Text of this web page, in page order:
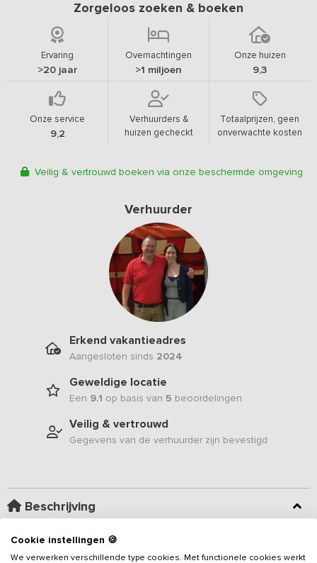
Zorgeloos zoeken & boeken
Ervaring
>20 jaar
Overnachtingen
>1 miljoen
Onze huizen
9,3
Onze service
9,2
Verhuurders &
huizen gecheckt
Totaalprijzen, geen
onverwachte kosten
Veilig & vertrouwd boeken via onze beschermde omgeving
Verhuurder
Erkend vakantieadres
Aangesloten sinds 2024
Geweldige locatie
Een 9.1 op basis van 5 beoordelingen
Veilig & vertrouwd
Gegevens van de verhuurder zijn bevestigd
Beschrijving
Wil je genieten van een weids uitzicht en een prachtige
zonsondergang? Of je voor een zakelijke bijeenkomst in Friesland
Cookie instellingen 🍪
We verwerken verschillende type cookies. Met functionele cookies werkt